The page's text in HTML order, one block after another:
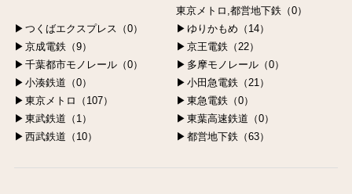
東京メトロ,都営地下鉄（0）
つくばエクスプレス（0）
ゆりかもめ（14）
京成電鉄（9）
京王電鉄（22）
千葉都市モノレール（0）
多摩モノレール（0）
小湊鉄道（0）
小田急電鉄（21）
東京メトロ（107）
東急電鉄（0）
東武鉄道（1）
東葉高速鉄道（0）
西武鉄道（10）
都営地下鉄（63）